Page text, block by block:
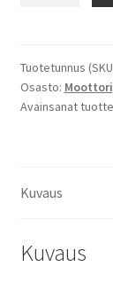
190/55
ZR
17
määrä
Tuotetunnus
Osasto:
Avainsanat
Kuvaus
Kuvaus